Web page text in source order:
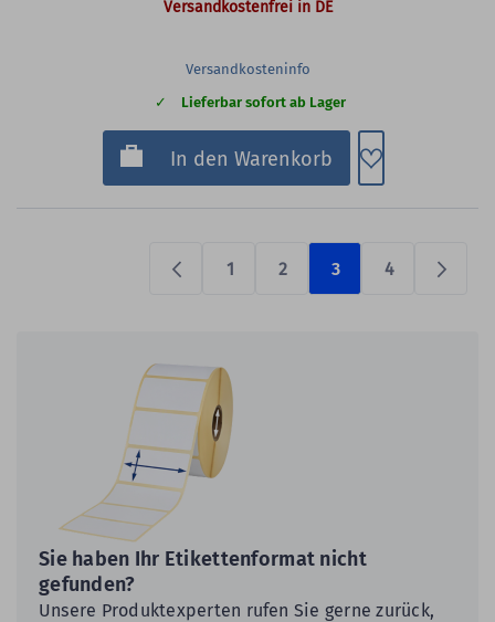
Versandkostenfrei in DE
Versandkosteninfo
Lieferbar sofort ab Lager
In den Warenkorb Zum
1 2 3 4
Sie haben Ihr Etikettenformat nicht
gefunden?
Unsere Produktexperten rufen Sie gerne zurück,